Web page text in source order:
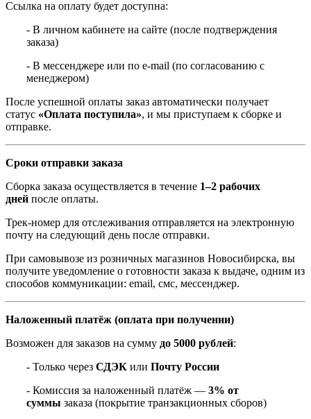
Ссылка на оплату будет доступна:
- В личном кабинете на сайте (после подтверждения
заказа)
- В мессенджере или по e-mail (по согласованию с
менеджером)
После успешной оплаты заказ автоматически получает
статус «Оплата поступила», и мы приступаем к сборке и
отправке.
Сроки отправки заказа
Сборка заказа осуществляется в течение 1–2 рабочих
дней после оплаты.
Трек-номер для отслеживания отправляется на электронную
почту на следующий день после отправки.
При самовывозе из розничных магазинов Новосибирска, вы
получите уведомление о готовности заказа к выдаче, одним из
способов коммуникации: email, смс, мессенджер.
Наложенный платёж (оплата при получении)
Возможен для заказов на сумму до 5000 рублей:
- Только через СДЭК или Почту России
- Комиссия за наложенный платёж — 3% от
суммы заказа (покрытие транзакционных сборов)